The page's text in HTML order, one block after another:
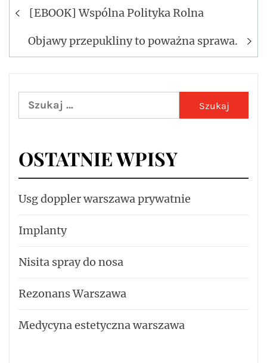
Nawigacja
wpisu
[EBOOK] Wspólna Polityka Rolna
Objawy przepukliny to poważna sprawa.
Szukaj:
OSTATNIE WPISY
Usg doppler warszawa prywatnie
Implanty
Nisita spray do nosa
Rezonans Warszawa
Medycyna estetyczna warszawa